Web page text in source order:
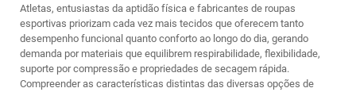
Atletas, entusiastas da aptidão física e fabricantes de roupas
esportivas priorizam cada vez mais tecidos que oferecem tanto
desempenho funcional quanto conforto ao longo do dia, gerando
demanda por materiais que equilibrem respirabilidade, flexibilidade,
suporte por compressão e propriedades de secagem rápida.
Compreender as características distintas das diversas opções de